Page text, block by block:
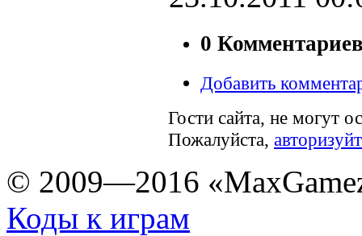
0
Добавить
Гости сайта, не могут
Пожалуйста,
© 2009—2016
Коды к играм